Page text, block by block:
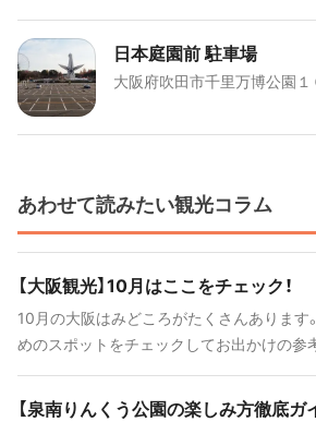
日本庭園前 駐車場
大阪府吹田市千里万博公園１
あわせて読みたい観光コラム
【大阪観光】10月はここをチェック！
10月の大阪はみどころがたくさんあります
めのスポットをチェックしてお出かけの参
【泉南りんくう公園の楽しみ方徹底ガ